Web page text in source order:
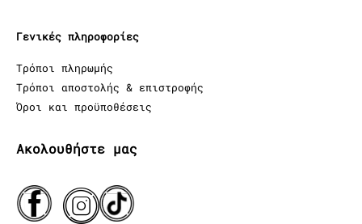
Γενικές πληροφορίες
Τρόποι πληρωμής
Τρόποι αποστολής & επιστροφής
Όροι και προϋποθέσεις
Ακολουθήστε μας